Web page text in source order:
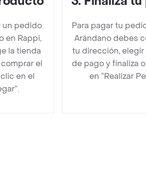
un pedido
en Rappi,
la tienda
el
en el
Para pagar tu
Arándano debes
tu dirección,
de pago y finaliza
en “Realizar